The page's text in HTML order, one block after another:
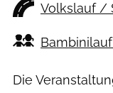
Volkslauf /
Die